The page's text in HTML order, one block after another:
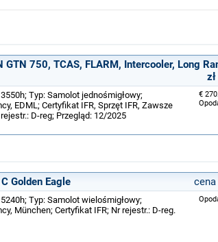
GTN 750, TCAS, FLARM, Intercooler, Long
€
Typ: Samolot jednośmigłowy;
EDML; Certyfikat IFR, Sprzęt IFR, Zawsze
D-reg; Przegląd: 12/2025
Golden Eagle
Typ: Samolot wielośmigłowy;
München; Certyfikat IFR; Nr rejestr.: D-reg.